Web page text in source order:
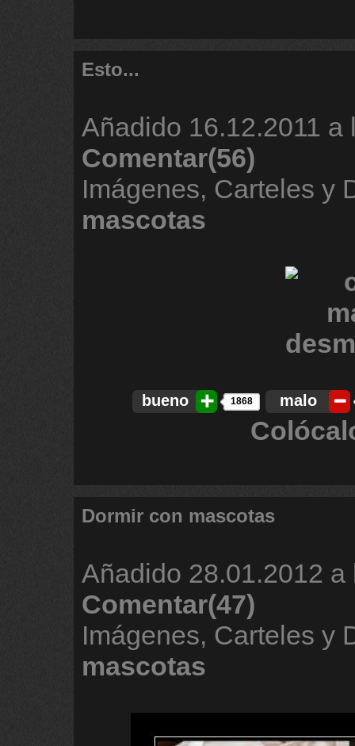
Esto...
Añadido 16.12.2011 a
Comentar(56)
Imágenes, Carteles y
mascotas
bueno 1868 malo
Dormir con mascotas
Añadido 28.01.2012 a
Comentar(47)
Imágenes, Carteles y
mascotas